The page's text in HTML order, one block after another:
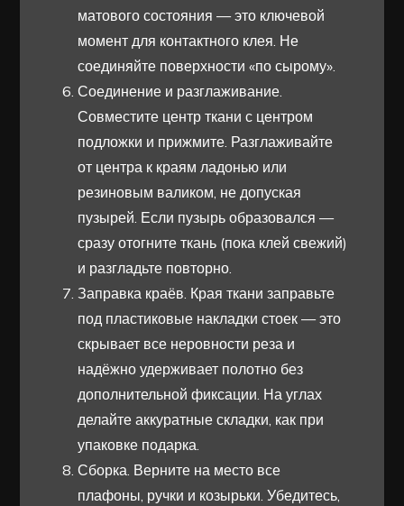
матового состояния — это ключевой
момент для контактного клея. Не
соединяйте поверхности «по сырому».
Соединение и разглаживание.
Совместите центр ткани с центром
подложки и прижмите. Разглаживайте
от центра к краям ладонью или
резиновым валиком, не допуская
пузырей. Если пузырь образовался —
сразу отогните ткань (пока клей свежий)
и разгладьте повторно.
Заправка краёв. Края ткани заправьте
под пластиковые накладки стоек — это
скрывает все неровности реза и
надёжно удерживает полотно без
дополнительной фиксации. На углах
делайте аккуратные складки, как при
упаковке подарка.
Сборка. Верните на место все
плафоны, ручки и козырьки. Убедитесь,